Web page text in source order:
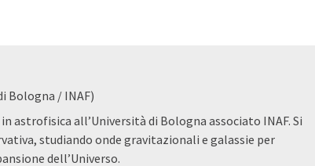
Bologna / INAF)
astrofisica all’Università di Bologna associato INAF. Si
studiando onde gravitazionali e galassie per
dell’Universo.